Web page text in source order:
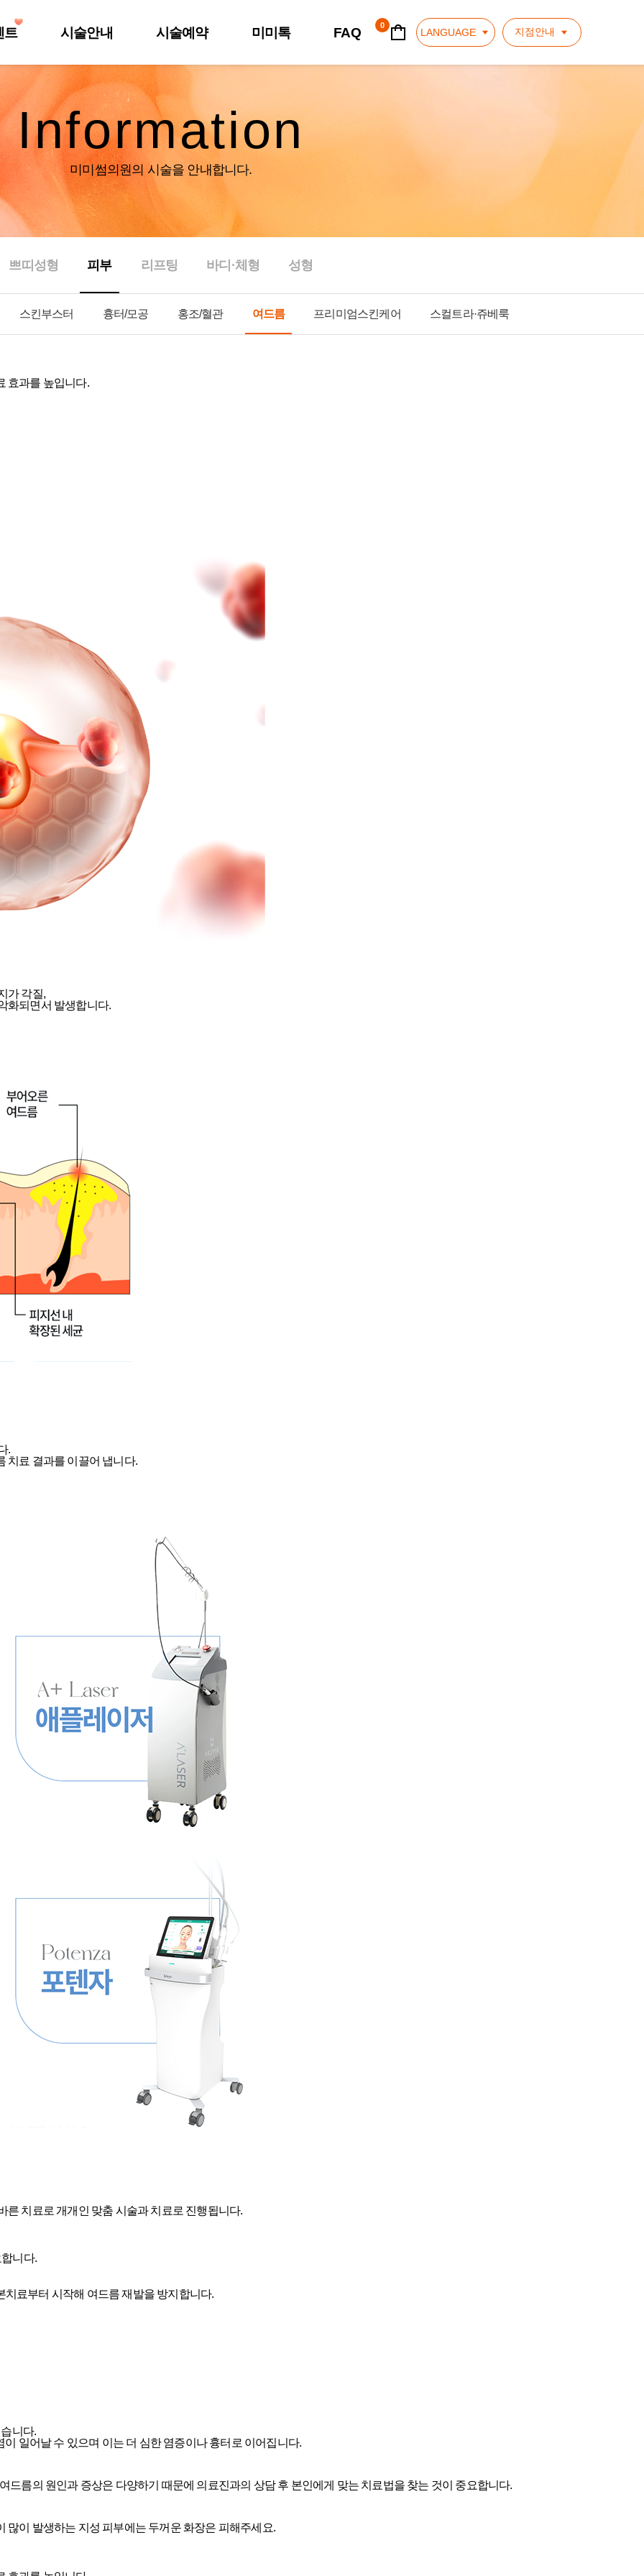
트 시술안내 시술예약 미미톡 FAQ
장바구니
0
LANGUAGE 지점안내
Information
미미썸의원의 시술을 안내합니다.
쁘띠성형 피부 리프팅 바디·체형 성형
스킨부스터 흉터/모공 홍조/혈관 여드름 프리미엄스킨케어 스컬트라·쥬베룩
효과를 높입니다.
가 각질,
화되면서 발생합니다.
.
치료 결과를 이끌어 냅니다.
치료로 개개인 맞춤 시술과 치료로 진행됩니다.
니다.
료부터 시작해 여드름 재발을 방지합니다.
니다.
일어날 수 있으며 이는 더 심한 염증이나 흉터로 이어집니다.
드름의 원인과 증상은 다양하기 때문에 의료진과의 상담 후 본인에게 맞는 치료법을 찾는 것이 중요합니다.
이 발생하는 지성 피부에는 두꺼운 화장은 피해주세요.